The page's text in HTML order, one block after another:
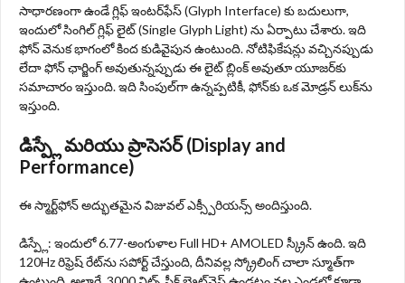
సాధారణంగా ఉండే గ్లిఫ్ ఇంటర్‌ఫేస్ (Glyph Interface) కు బదులుగా,
ఇందులో సింగిల్ గ్లిఫ్ లైట్ (Single Glyph Light) ను ఏర్పాటు చేశారు. ఇది
ఫోన్ వెనుక భాగంలో కింద కుడివైపున ఉంటుంది. నోటిఫికేషన్లు వచ్చినప్పుడు
లేదా ఫోన్ ఛార్జింగ్ అవుతున్నప్పుడు ఈ లైట్ బ్లింక్ అవుతూ యూజర్‌కు
సమాచారం ఇస్తుంది. ఇది సింపుల్‌గా ఉన్నప్పటికీ, ఫోన్‌కు ఒక మోడ్రన్ లుక్‌ను
ఇస్తుంది.
డిస్ప్లే మరియు ప్రాసెసర్ (Display and
Performance)
ఈ స్మార్ట్‌ఫోన్ అద్భుతమైన విజువల్ ఎక్స్పీరియన్స్ అందిస్తుంది.
డిస్ప్లే: ఇందులో 6.77-అంగుళాల Full HD+ AMOLED స్క్రీన్ ఉంది. ఇది
120Hz రిఫ్రెష్ రేట్‌ను సపోర్ట్ చేస్తుంది, దీనివల్ల స్క్రోలింగ్ చాలా స్మూత్‌గా